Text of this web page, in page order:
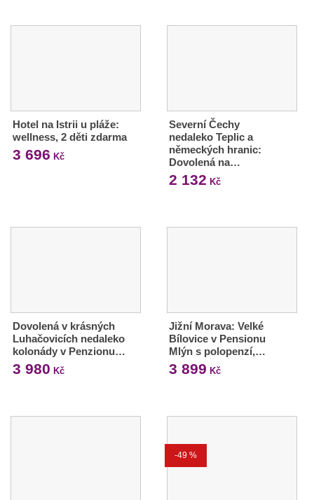
Hotel na Istrii u pláže:
wellness, 2 děti zdarma
3 696 Kč
Severní Čechy
nedaleko Teplic a
německých hranic:
Dovolená na…
2 132 Kč
Dovolená v krásných
Luhačovicích nedaleko
kolonády v Penzionu…
3 980 Kč
Jižní Morava: Velké
Bílovice v Pensionu
Mlýn s polopenzí,…
3 899 Kč
-49 %